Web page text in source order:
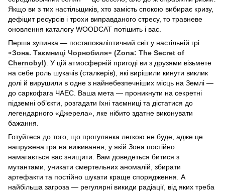
Якщо ви з тих настільщиків, хто замість спокою вибирає кризу,
дефіцит ресурсів і трохи виправданого стресу, то травневе
оновлення каталогу WOODCAT потішить і вас.
Перша зупинка — постапокаліптичний світ у настільній грі
«Зона. Таємниці Чорнобиля» (Zona: The Secret of
Chernobyl). У цій атмосферній пригоді ви з друзями візьмете
на себе роль шукачів (сталкерів), які вирішили кинути виклик
долі й вирушили в одне з найнебезпечніших місць на Землі —
до саркофага ЧАЕС. Ваша мета — проникнути на секретні
підземні об’єкти, розгадати їхні таємниці та дістатися до
легендарного «Джерела», яке нібито здатне виконувати
бажання.
Готуйтеся до того, що прогулянка легкою не буде, адже це
напружена гра на виживання, у якій Зона постійно
намагається вас знищити. Вам доведеться битися з
мутантами, уникати смертельних аномалій, збирати
артефакти та постійно шукати краще спорядження. А
найбільша загроза — регулярні викиди радіації, від яких треба